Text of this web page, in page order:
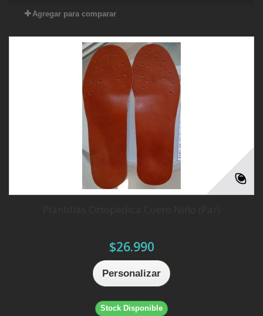
Agregar para comparar
$26.990
Personalizar
Stock Disponible